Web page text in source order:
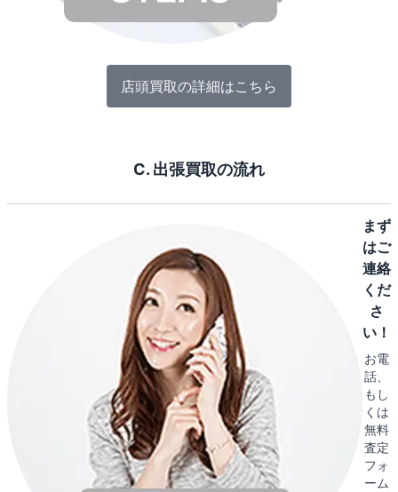
店頭買取の詳細はこちら
C. 出張買取の流れ
まず
はご
連絡
くだ
さ
い！
お電
話、
もし
くは
無料
査定
フォ
ーム